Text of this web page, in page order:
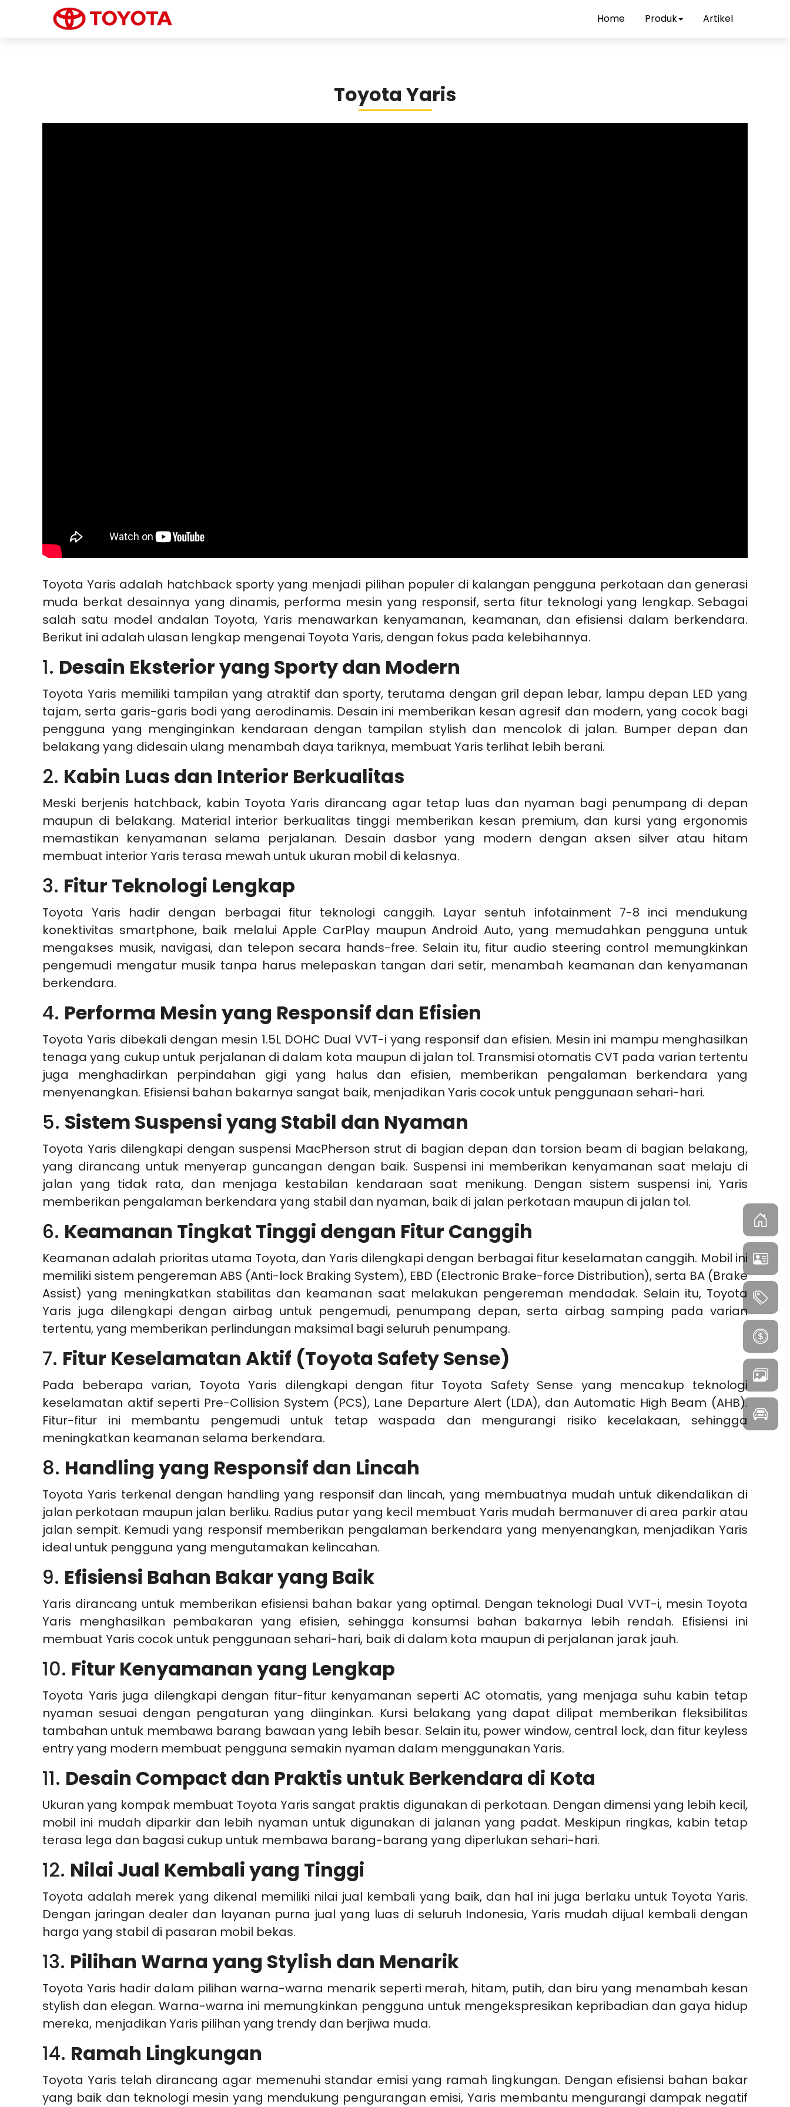
Home Produk Artikel
Toyota Yaris
Toyota Yaris adalah hatchback sporty yang menjadi pilihan populer di kalangan pengguna perkotaan dan generasi
muda berkat desainnya yang dinamis, performa mesin yang responsif, serta fitur teknologi yang lengkap. Sebagai
salah satu model andalan Toyota, Yaris menawarkan kenyamanan, keamanan, dan efisiensi dalam berkendara.
Berikut ini adalah ulasan lengkap mengenai Toyota Yaris, dengan fokus pada kelebihannya.
1. Desain Eksterior yang Sporty dan Modern
Toyota Yaris memiliki tampilan yang atraktif dan sporty, terutama dengan gril depan lebar, lampu depan LED yang
tajam, serta garis-garis bodi yang aerodinamis. Desain ini memberikan kesan agresif dan modern, yang cocok bagi
pengguna yang menginginkan kendaraan dengan tampilan stylish dan mencolok di jalan. Bumper depan dan
belakang yang didesain ulang menambah daya tariknya, membuat Yaris terlihat lebih berani.
2. Kabin Luas dan Interior Berkualitas
Meski berjenis hatchback, kabin Toyota Yaris dirancang agar tetap luas dan nyaman bagi penumpang di depan
maupun di belakang. Material interior berkualitas tinggi memberikan kesan premium, dan kursi yang ergonomis
memastikan kenyamanan selama perjalanan. Desain dasbor yang modern dengan aksen silver atau hitam
membuat interior Yaris terasa mewah untuk ukuran mobil di kelasnya.
3. Fitur Teknologi Lengkap
Toyota Yaris hadir dengan berbagai fitur teknologi canggih. Layar sentuh infotainment 7-8 inci mendukung
konektivitas smartphone, baik melalui Apple CarPlay maupun Android Auto, yang memudahkan pengguna untuk
mengakses musik, navigasi, dan telepon secara hands-free. Selain itu, fitur audio steering control memungkinkan
pengemudi mengatur musik tanpa harus melepaskan tangan dari setir, menambah keamanan dan kenyamanan
berkendara.
4. Performa Mesin yang Responsif dan Efisien
Toyota Yaris dibekali dengan mesin 1.5L DOHC Dual VVT-i yang responsif dan efisien. Mesin ini mampu menghasilkan
tenaga yang cukup untuk perjalanan di dalam kota maupun di jalan tol. Transmisi otomatis CVT pada varian tertentu
juga menghadirkan perpindahan gigi yang halus dan efisien, memberikan pengalaman berkendara yang
menyenangkan. Efisiensi bahan bakarnya sangat baik, menjadikan Yaris cocok untuk penggunaan sehari-hari.
5. Sistem Suspensi yang Stabil dan Nyaman
Toyota Yaris dilengkapi dengan suspensi MacPherson strut di bagian depan dan torsion beam di bagian belakang,
yang dirancang untuk menyerap guncangan dengan baik. Suspensi ini memberikan kenyamanan saat melaju di
jalan yang tidak rata, dan menjaga kestabilan kendaraan saat menikung. Dengan sistem suspensi ini, Yaris
memberikan pengalaman berkendara yang stabil dan nyaman, baik di jalan perkotaan maupun di jalan tol.
6. Keamanan Tingkat Tinggi dengan Fitur Canggih
Keamanan adalah prioritas utama Toyota, dan Yaris dilengkapi dengan berbagai fitur keselamatan canggih. Mobil ini
memiliki sistem pengereman ABS (Anti-lock Braking System), EBD (Electronic Brake-force Distribution), serta BA (Brake
Assist) yang meningkatkan stabilitas dan keamanan saat melakukan pengereman mendadak. Selain itu, Toyota
Yaris juga dilengkapi dengan airbag untuk pengemudi, penumpang depan, serta airbag samping pada varian
tertentu, yang memberikan perlindungan maksimal bagi seluruh penumpang.
7. Fitur Keselamatan Aktif (Toyota Safety Sense)
Pada beberapa varian, Toyota Yaris dilengkapi dengan fitur Toyota Safety Sense yang mencakup teknologi
keselamatan aktif seperti Pre-Collision System (PCS), Lane Departure Alert (LDA), dan Automatic High Beam (AHB).
Fitur-fitur ini membantu pengemudi untuk tetap waspada dan mengurangi risiko kecelakaan, sehingga
meningkatkan keamanan selama berkendara.
8. Handling yang Responsif dan Lincah
Toyota Yaris terkenal dengan handling yang responsif dan lincah, yang membuatnya mudah untuk dikendalikan di
jalan perkotaan maupun jalan berliku. Radius putar yang kecil membuat Yaris mudah bermanuver di area parkir atau
jalan sempit. Kemudi yang responsif memberikan pengalaman berkendara yang menyenangkan, menjadikan Yaris
ideal untuk pengguna yang mengutamakan kelincahan.
9. Efisiensi Bahan Bakar yang Baik
Yaris dirancang untuk memberikan efisiensi bahan bakar yang optimal. Dengan teknologi Dual VVT-i, mesin Toyota
Yaris menghasilkan pembakaran yang efisien, sehingga konsumsi bahan bakarnya lebih rendah. Efisiensi ini
membuat Yaris cocok untuk penggunaan sehari-hari, baik di dalam kota maupun di perjalanan jarak jauh.
10. Fitur Kenyamanan yang Lengkap
Toyota Yaris juga dilengkapi dengan fitur-fitur kenyamanan seperti AC otomatis, yang menjaga suhu kabin tetap
nyaman sesuai dengan pengaturan yang diinginkan. Kursi belakang yang dapat dilipat memberikan fleksibilitas
tambahan untuk membawa barang bawaan yang lebih besar. Selain itu, power window, central lock, dan fitur keyless
entry yang modern membuat pengguna semakin nyaman dalam menggunakan Yaris.
11. Desain Compact dan Praktis untuk Berkendara di Kota
Ukuran yang kompak membuat Toyota Yaris sangat praktis digunakan di perkotaan. Dengan dimensi yang lebih kecil,
mobil ini mudah diparkir dan lebih nyaman untuk digunakan di jalanan yang padat. Meskipun ringkas, kabin tetap
terasa lega dan bagasi cukup untuk membawa barang-barang yang diperlukan sehari-hari.
12. Nilai Jual Kembali yang Tinggi
Toyota adalah merek yang dikenal memiliki nilai jual kembali yang baik, dan hal ini juga berlaku untuk Toyota Yaris.
Dengan jaringan dealer dan layanan purna jual yang luas di seluruh Indonesia, Yaris mudah dijual kembali dengan
harga yang stabil di pasaran mobil bekas.
13. Pilihan Warna yang Stylish dan Menarik
Toyota Yaris hadir dalam pilihan warna-warna menarik seperti merah, hitam, putih, dan biru yang menambah kesan
stylish dan elegan. Warna-warna ini memungkinkan pengguna untuk mengekspresikan kepribadian dan gaya hidup
mereka, menjadikan Yaris pilihan yang trendy dan berjiwa muda.
14. Ramah Lingkungan
Toyota Yaris telah dirancang agar memenuhi standar emisi yang ramah lingkungan. Dengan efisiensi bahan bakar
yang baik dan teknologi mesin yang mendukung pengurangan emisi, Yaris membantu mengurangi dampak negatif